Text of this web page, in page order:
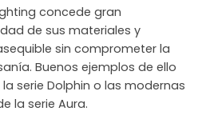
concede gran
de sus materiales y
sin comprometer la
Buenos ejemplos de ello
serie Dolphin o las modernas
la serie Aura.